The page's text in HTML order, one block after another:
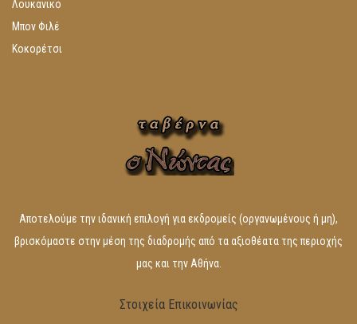
Μπον Φιλέ
Κοκορέτσι
Αποτελούμε την ιδανική επιλογή για εκδρομείς (οργανωμένους ή μη),
βρισκόμαστε στην μέση της διαδρομής από τα αξιοθέατα της περιοχής
μας και την Αθήνα.
Στοιχεία Επικοινωνίας